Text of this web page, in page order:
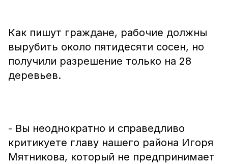
Как пишут граждане, рабочие должны
вырубить около пятидесяти сосен, но
получили разрешение только на 28
деревьев.
- Вы неоднократно и справедливо
критикуете главу нашего района Игоря
Мятникова, который не предпринимает